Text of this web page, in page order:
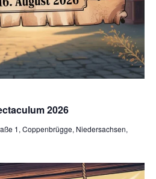
2026
1, Coppenbrügge, Niedersachsen,